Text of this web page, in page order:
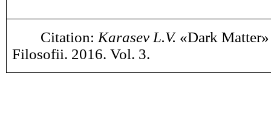
Citation: Karasev L.V. «Dark
Filosofii. 201 6. Vol. 3.